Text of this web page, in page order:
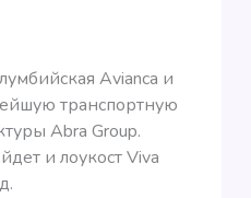
Avianca и
транспортную
Abra Group.
и лоукост Viva